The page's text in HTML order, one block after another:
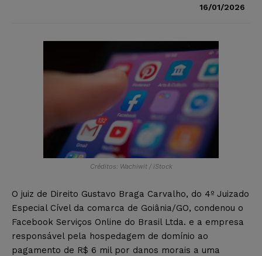
16/01/2026
Créditos: Wachiwit / iStock
O juiz de Direito Gustavo Braga Carvalho, do 4º Juizado
Especial Cível da comarca de Goiânia/GO, condenou o
Facebook Serviços Online do Brasil Ltda. e a empresa
responsável pela hospedagem de domínio ao
pagamento de R$ 6 mil por danos morais a uma